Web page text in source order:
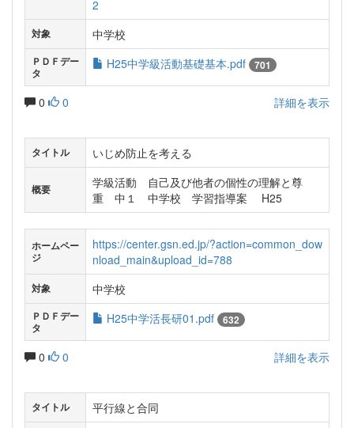
2
対象 中学校
ＰＤＦデー
タ
H25中学級活動基礎基本.pdf 701
0 0 詳細を表示
タイトル いじめ防止を考える
概要
学級活動 自己及び他者の個性の理解と尊
重 中１ 中学校 学習指導案 H25
ホームペー
ジ
https://center.gsn.ed.jp/?action=common_dow
nload_main&upload_id=788
対象 中学校
ＰＤＦデー
タ
H25中学活長研01.pdf 632
0 0 詳細を表示
タイトル 平行線と合同